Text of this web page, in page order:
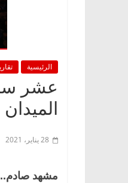
الرئيسية
عشر
28 يناير، 2021
مشهد صادم..